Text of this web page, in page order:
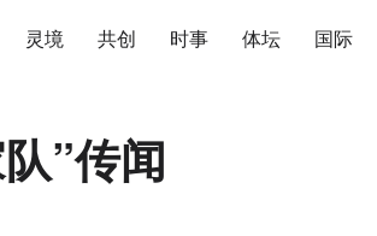
灵境 共创 时事 体坛 国际
”传闻